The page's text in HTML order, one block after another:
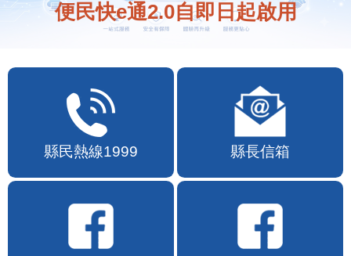
便民快e通2.0自即日起啟用
縣民熱線1999 縣長信箱